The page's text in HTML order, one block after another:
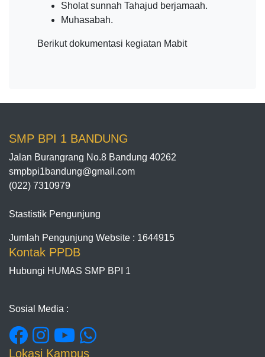
Sholat sunnah Tahajud berjamaah.
Muhasabah.
Berikut dokumentasi kegiatan Mabit
SMP BPI 1 BANDUNG
Jalan Burangrang No.8 Bandung 40262
smpbpi1bandung@gmail.com
(022) 7310979
Stastistik Pengunjung
Jumlah Pengunjung Website : 1644915
Kontak PPDB
Hubungi HUMAS SMP BPI 1
Sosial Media :
Lokasi Kampus